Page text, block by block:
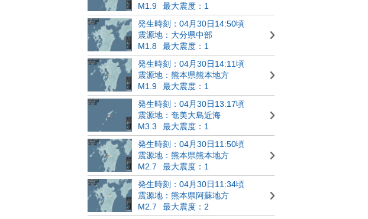
M1.9
最大震度：1
発生時刻：04月30日14:50頃
震源地：大分県中部
M1.8
最大震度：1
発生時刻：04月30日14:11頃
震源地：熊本県熊本地方
M1.9
最大震度：1
発生時刻：04月30日13:17頃
震源地：奄美大島近海
M3.3
最大震度：1
発生時刻：04月30日11:50頃
震源地：熊本県熊本地方
M2.7
最大震度：1
発生時刻：04月30日11:34頃
震源地：熊本県阿蘇地方
M2.7
最大震度：2